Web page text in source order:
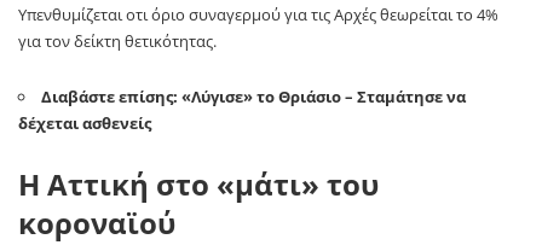
Υπενθυμίζεται οτι όριο συναγερμού για τις Αρχές θεωρείται το 4%
για τον δείκτη θετικότητας.
Διαβάστε επίσης: «Λύγισε» το Θριάσιο – Σταμάτησε να
δέχεται ασθενείς
Η Αττική στο «μάτι» του
κοροναϊού